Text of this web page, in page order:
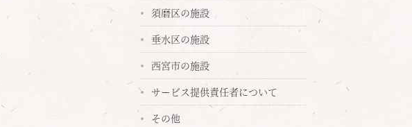
須磨区の施設
垂水区の施設
西宮市の施設
サービス提供責任者について
その他